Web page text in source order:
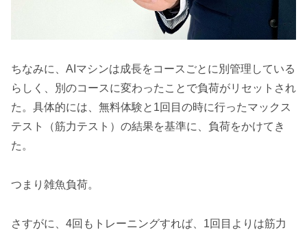
ちなみに、AIマシンは成長をコースごとに別管理している
らしく、別のコースに変わったことで負荷がリセットされ
た。具体的には、無料体験と1回目の時に行ったマックス
テスト（筋力テスト）の結果を基準に、負荷をかけてき
た。
つまり雑魚負荷。
さすがに、4回もトレーニングすれば、1回目よりは筋力